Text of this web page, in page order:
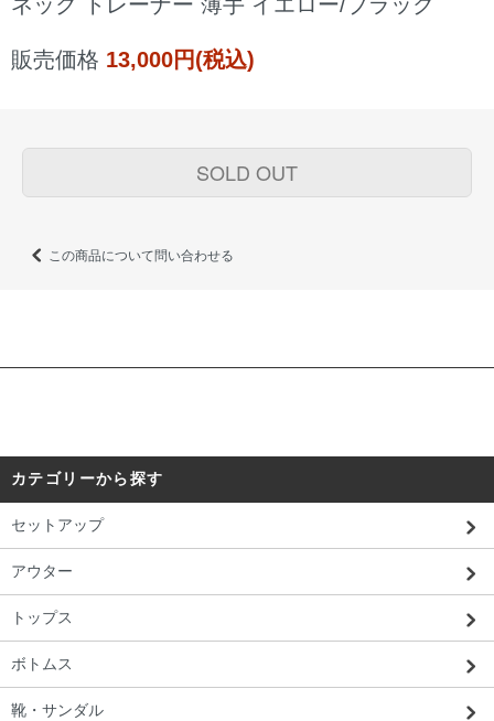
ネック トレーナー 薄手 イエロー/ブラック
販売価格 13,000円(税込)
SOLD OUT
この商品について問い合わせる
カテゴリーから探す
セットアップ
アウター
トップス
ボトムス
靴・サンダル